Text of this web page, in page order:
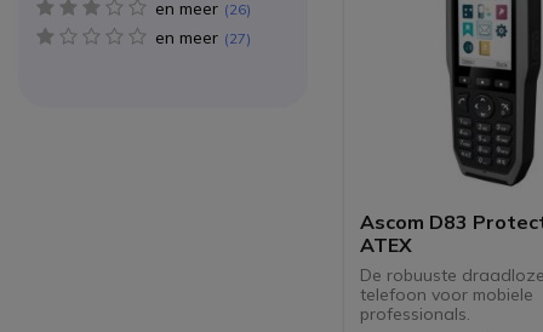
Ascom D83
ATEX
De robuuste
telefoon voor mobiele
professionals.
en meer3 star(s)
26
en meer1 star(s)
27